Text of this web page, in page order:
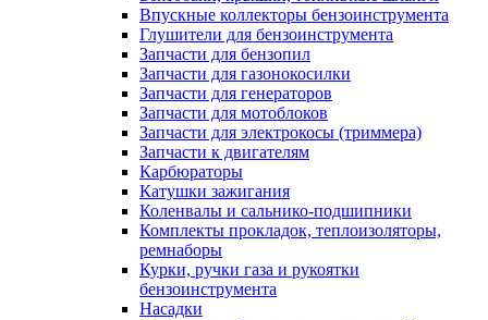
Впускные коллекторы бензоинструмента
Глушители для бензоинструмента
Запчасти для бензопил
Запчасти для газонокосилки
Запчасти для генераторов
Запчасти для мотоблоков
Запчасти для электрокосы (триммера)
Запчасти к двигателям
Карбюраторы
Катушки зажигания
Коленвалы и сальнико-подшипники
Комплекты прокладок, теплоизоляторы,
ремнаборы
Курки, ручки газа и рукоятки
бензоинструмента
Насадки